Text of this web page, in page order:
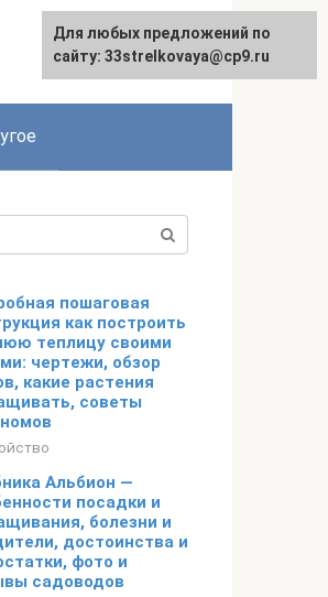
пошаговая
как построить
теплицу своими
чертежи, обзор
какие растения
советы
Альбион —
посадки и
болезни и
достоинства и
фото и
садоводов
Для любых предложений по
сайту: 33strelkovaya@cp9.ru